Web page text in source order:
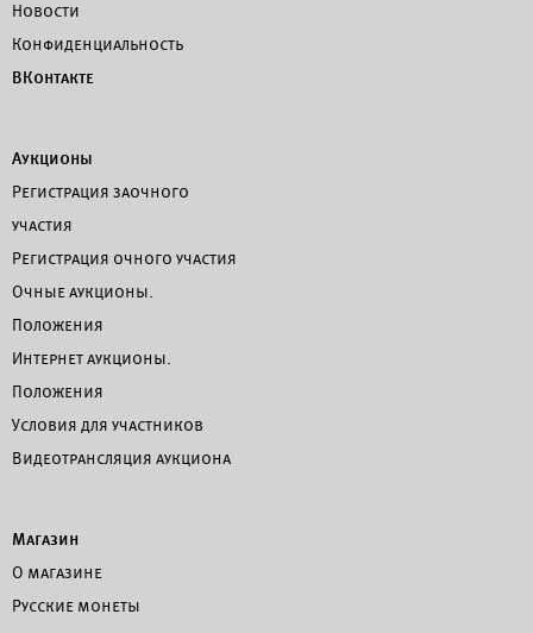
Новости
Конфиденциальность
ВКонтакте
Аукционы
Регистрация заочного
участия
Регистрация очного участия
Очные аукционы.
Положения
Интернет аукционы.
Положения
Условия для участников
Видеотрансляция аукциона
Магазин
О магазине
Русские монеты